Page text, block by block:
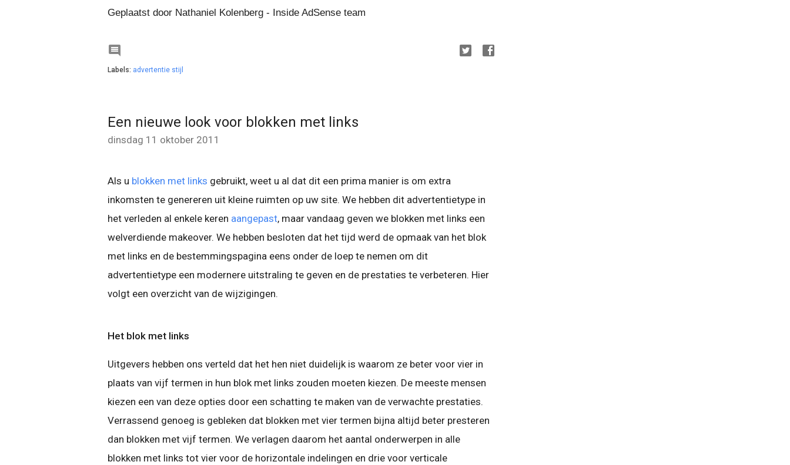
Geplaatst door Nathaniel Kolenberg - Inside AdSense team

Labels: advertentie stijl
Een nieuwe look voor blokken met links
dinsdag 11 oktober 2011
Als u blokken met links gebruikt, weet u al dat dit een prima manier is om extra
inkomsten te genereren uit kleine ruimten op uw site. We hebben dit advertentietype in
het verleden al enkele keren aangepast, maar vandaag geven we blokken met links een
welverdiende makeover. We hebben besloten dat het tijd werd de opmaak van het blok
met links en de bestemmingspagina eens onder de loep te nemen om dit
advertentietype een modernere uitstraling te geven en de prestaties te verbeteren. Hier
volgt een overzicht van de wijzigingen.
Het blok met links
Uitgevers hebben ons verteld dat het hen niet duidelijk is waarom ze beter voor vier in
plaats van vijf termen in hun blok met links zouden moeten kiezen. De meeste mensen
kiezen een van deze opties door een schatting te maken van de verwachte prestaties.
Verrassend genoeg is gebleken dat blokken met vier termen bijna altijd beter presteren
dan blokken met vijf termen. We verlagen daarom het aantal onderwerpen in alle
blokken met links tot vier voor de horizontale indelingen en drie voor verticale